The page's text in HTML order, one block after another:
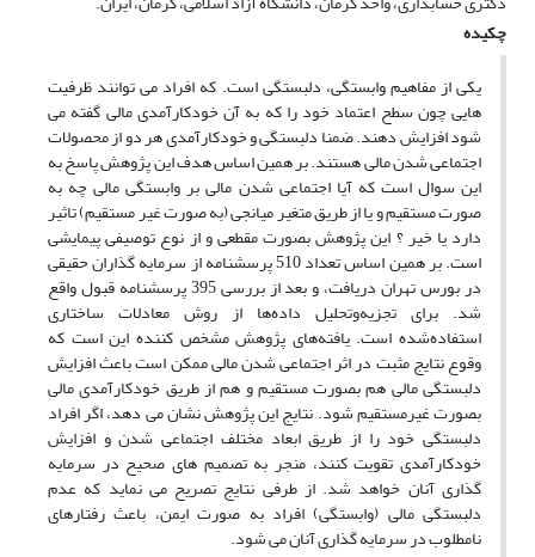
چکیده
یکی از مفاهیم وابستگی، دلبستگی است. که افراد می توانند ظرفیت
هایی چون سطح اعتماد خود را که به آن خودکارآمدی مالی گفته می
شود افزایش دهند. ضمنا دلبستگی و خودکارآمدی هر دو از محصولات
اجتماعی شدن مالی هستند. بر همین اساس هدف این پژوهش پاسخ به
این سوال است که آیا اجتماعی شدن مالی بر وابستگی مالی چه به
صورت مستقیم و یا از طریق متغیر میانجی (به صورت غیر مستقیم) تاثیر
دارد یا خیر ؟ این پژوهش بصورت مقطعی و از نوع توصیفی پیمایشی
است. بر همین اساس تعداد 510 پرسشنامه از سرمایه گذاران حقیقی
در بورس تهران دریافت، و بعد از بررسی 395 پرسشنامه قبول واقع
شد. برای تجزیه‌وتحلیل داده‌ها از روش معادلات ساختاری
استفاده‌شده است. یافته‌های پژوهش مشخص کننده این است که
وقوع نتایج مثبت در اثر اجتماعی شدن مالی ممکن است باعث افزایش
دلبستگی مالی هم بصورت مستقیم و هم از طریق خودکارآمدی مالی
بصورت غیرمستقیم شود. نتایج این پژوهش نشان می دهد، اگر افراد
دلبستگی خود را از طریق ابعاد مختلف اجتماعی شدن و افزایش
خودکارآمدی تقویت کنند، منجر به تصمیم های صحیح در سرمایه
گذاری آنان خواهد شد. از طرفی نتایج تصریح می نماید که عدم
دلبستگی مالی (وابستگی) افراد به صورت ایمن، باعث رفتارهای
نامطلوب در سرمایه گذاری آنان می شود.